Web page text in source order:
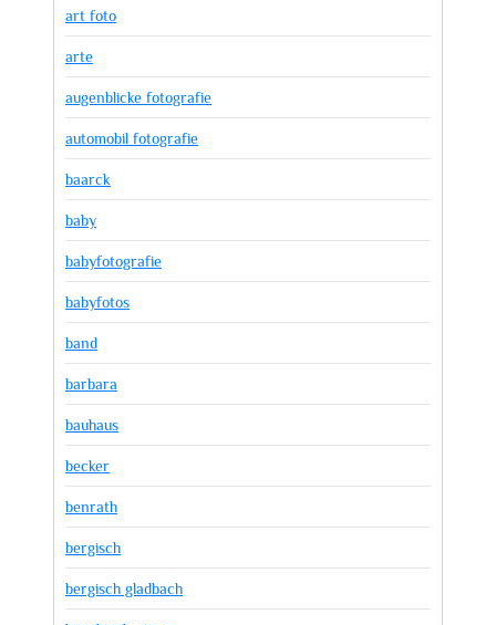
art foto
arte
augenblicke fotografie
automobil fotografie
baarck
baby
babyfotografie
babyfotos
band
barbara
bauhaus
becker
benrath
bergisch
bergisch gladbach